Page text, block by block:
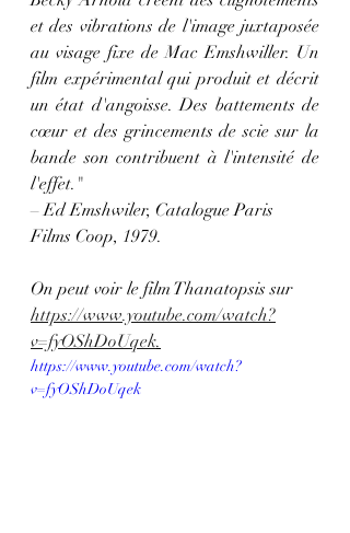
et des vibrations de l'image juxtaposée
au visage fixe de Mac Emshwiller. Un
film expérimental qui produit et décrit
un état d'angoisse. Des battements de
cœur et des grincements de scie sur la
bande son contribuent à l'intensité de
l'effet."
– Ed Emshwiler, Catalogue Paris
Films Coop, 1979.
On peut voir le film Thanatopsis sur
https://www.youtube.com/watch?
v=fyOShDoUqek.
https://www.youtube.com/watch?
v=fyOShDoUqek